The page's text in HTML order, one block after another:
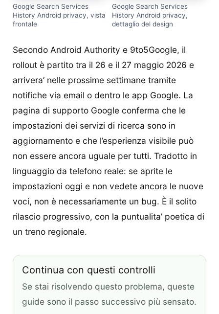
Google Search Services
History Android privacy, vista
frontale
Google Search Services
History Android privacy,
dettaglio del design
Secondo Android Authority e 9to5Google, il
rollout è partito tra il 26 e il 27 maggio 2026 e
arrivera’ nelle prossime settimane tramite
notifiche via email o dentro le app Google. La
pagina di supporto Google conferma che le
impostazioni dei servizi di ricerca sono in
aggiornamento e che l’esperienza visibile può
non essere ancora uguale per tutti. Tradotto in
linguaggio da telefono reale: se aprite le
impostazioni oggi e non vedete ancora le nuove
voci, non è necessariamente un bug. È il solito
rilascio progressivo, con la puntualita’ poetica di
un treno regionale.
Continua con questi controlli
Se stai risolvendo questo problema, queste
guide sono il passo successivo più sensato.